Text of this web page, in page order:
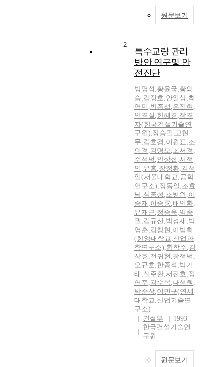
원문보기
2
특수교량 관리
방안 연구및 안
전진단
방명석 ,황윤국,황의
승,김정호,안일상,최
영민 ,박종섭 ,윤정현 ,
안경실 ,한혜경 ,장경
자(한국건설기술연
구원),장승필 ,고현
무,김호경 ,이원표,조
의경 ,김명모,조서경 ,
주석범 ,안상섭 ,서정
인 ,유흥,장정환,김성
일(서울대학교,공학
연구소),장동일 ,조효
남,심종성 ,조병완,이
승재 ,이승룡,배인환,
유재근,정승욱,임종
권 ,김규선 ,박성재 ,박
영훈,김창현 ,이범희
(한양대학교,산업과
학연구소),황학주,김
상효 ,전귀현 ,장정범 ,
오규호,한종석 ,박기
태 ,신주환,서진호,정
연주,김수복,나성원 ,
박준상,이민구(연세
대학교,산업기술연
구소)
건설부
1993
한국건설기술연
구원
원문보기